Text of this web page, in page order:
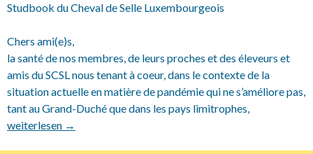
Studbook du Cheval de Selle Luxembourgeois
Chers ami(e)s,
la santé de nos membres, de leurs proches et des éleveurs et
amis du SCSL nous tenant à coeur, dans le contexte de la
situation actuelle en matière de pandémie qui ne s’améliore pas,
tant au Grand-Duché que dans les pays limitrophes,
16.08.2020 SCSL Absage Fohlenchampionat
weiterlesen →